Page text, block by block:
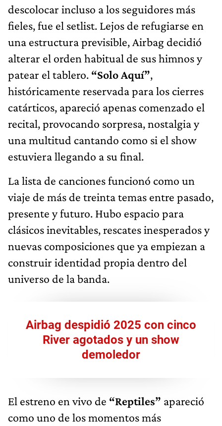
descolocar incluso a los seguidores más
fieles, fue el setlist. Lejos de refugiarse en
una estructura previsible, Airbag decidió
alterar el orden habitual de sus himnos y
patear el tablero. “Solo Aquí”,
históricamente reservada para los cierres
catárticos, apareció apenas comenzado el
recital, provocando sorpresa, nostalgia y
una multitud cantando como si el show
estuviera llegando a su final.
La lista de canciones funcionó como un
viaje de más de treinta temas entre pasado,
presente y futuro. Hubo espacio para
clásicos inevitables, rescates inesperados y
nuevas composiciones que ya empiezan a
construir identidad propia dentro del
universo de la banda.
Airbag despidió 2025 con cinco
River agotados y un show
demoledor
El estreno en vivo de “Reptiles” apareció
como uno de los momentos más